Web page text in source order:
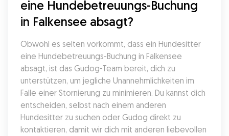
eine Hundebetreuungs-Buchung
in Falkensee absagt?
Obwohl es selten vorkommt, dass ein Hundesitter
eine Hundebetreuungs-Buchung in Falkensee
absagt, ist das Gudog-Team bereit, dich zu
unterstützen, um jegliche Unannehmlichkeiten im
Falle einer Stornierung zu minimieren. Du kannst dich
entscheiden, selbst nach einem anderen
Hundesitter zu suchen oder Gudog direkt zu
kontaktieren, damit wir dich mit anderen liebevollen